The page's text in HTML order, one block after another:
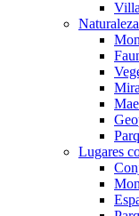
Naturaleza
Lugares